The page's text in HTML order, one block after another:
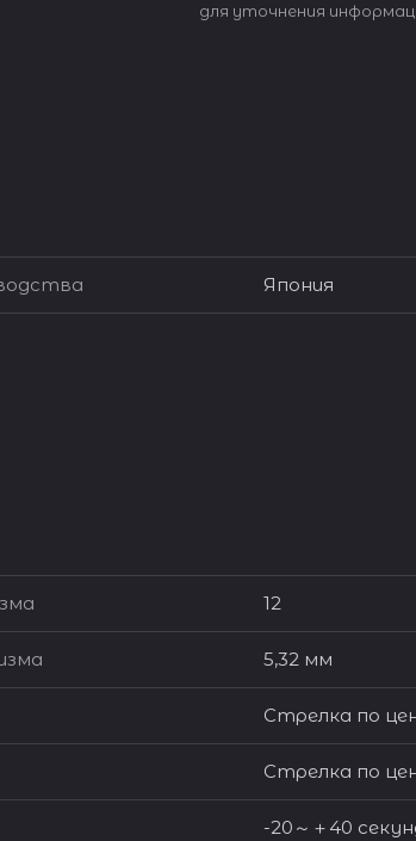
для уточнения
Япония
12
5,32 мм
Стрелка по
Стрелка по
-20～＋40